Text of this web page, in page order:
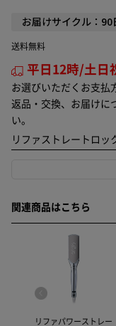
お届けサイクル：90
送料無料
平日12時/土日
お選びいただくお支払
返品・交換、お届けに
い。
リファストレートロッ
関連商品はこちら
リファパワーストレー